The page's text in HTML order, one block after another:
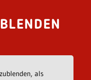
als